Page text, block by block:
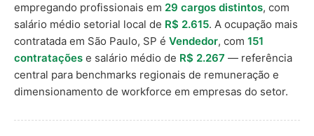
empregando profissionais em 29 cargos distintos, com
salário médio setorial local de R$ 2.615. A ocupação mais
contratada em São Paulo, SP é Vendedor, com 151
contratações e salário médio de R$ 2.267 — referência
central para benchmarks regionais de remuneração e
dimensionamento de workforce em empresas do setor.